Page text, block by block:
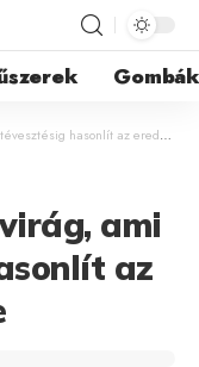
Gombák
hasonlít az eredetire
ami
az